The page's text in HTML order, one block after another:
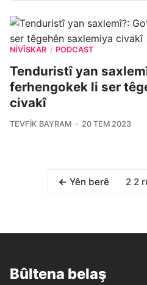
NIVÎSKAR / PODCAST
Tenduristî yan
ferhengokek li ser
civakî
TEVFIK BAYRAM 20 TEM 2023
Yên berê 2 2
Bûltena belaş